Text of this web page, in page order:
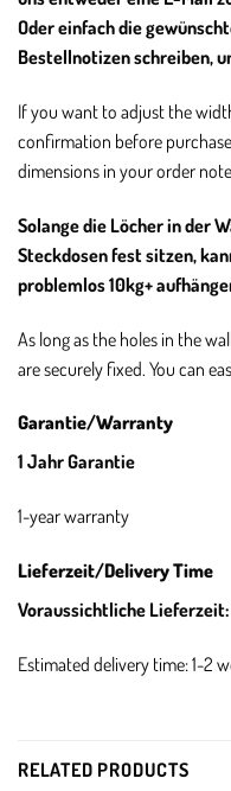
Oder einfach die
Bestellnotizen schreiben,
If you want to adjust the
confirmation before
dimensions in your order
Solange die Löcher in der
Steckdosen fest sitzen,
problemlos 10kg+
As long as the holes in the
are securely fixed. You can
Garantie/Warranty
1 Jahr Garantie
1-year warranty
Lieferzeit/Delivery Time
Voraussichtliche Lieferzeit:
Estimated delivery time: 1-2
RELATED PRODUCTS